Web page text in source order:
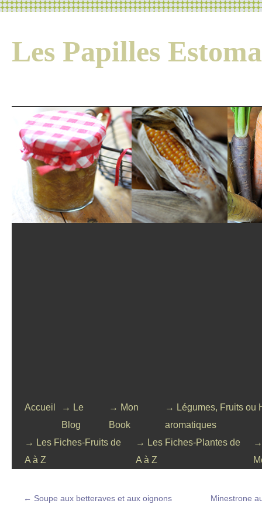
Les Papilles
Accueil
→ Le
Blog
→ Mon
Book
→ Légumes, Fruits ou
aromatiques
→ Les Fiches-Fruits de
A à Z
→ Les Fiches-Plantes de
A à Z
→
← Soupe aux betteraves et aux oignons Minestrone